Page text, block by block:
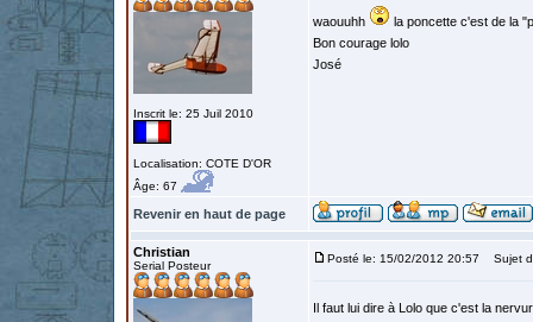
Inscrit le: 25 Juil 2010
Localisation: COTE D'OR
Âge: 67
waouuhh
la poncette c'est de la
Bon courage lolo
José
Revenir en haut de page
Christian
Serial Posteur
Posté le: 15/02/2012 20:57 Sujet
Il faut lui dire à Lolo que c'est la